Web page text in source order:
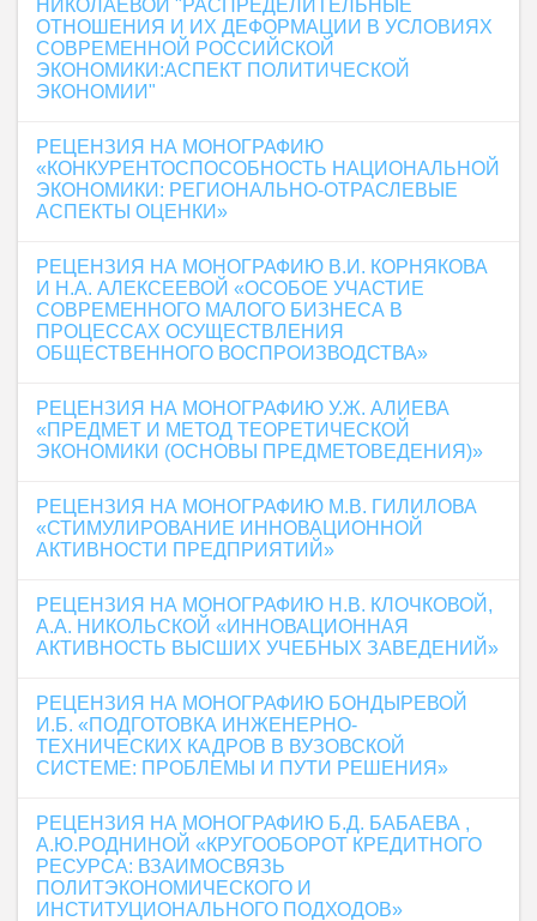
НИКОЛАЕВОЙ "РАСПРЕДЕЛИТЕЛЬНЫЕ
ОТНОШЕНИЯ И ИХ ДЕФОРМАЦИИ В УСЛОВИЯХ
СОВРЕМЕННОЙ РОССИЙСКОЙ
ЭКОНОМИКИ:АСПЕКТ ПОЛИТИЧЕСКОЙ
ЭКОНОМИИ"
РЕЦЕНЗИЯ НА МОНОГРАФИЮ
«КОНКУРЕНТОСПОСОБНОСТЬ НАЦИОНАЛЬНОЙ
ЭКОНОМИКИ: РЕГИОНАЛЬНО-ОТРАСЛЕВЫЕ
АСПЕКТЫ ОЦЕНКИ»
РЕЦЕНЗИЯ НА МОНОГРАФИЮ В.И. КОРНЯКОВА
И Н.А. АЛЕКСЕЕВОЙ «ОСОБОЕ УЧАСТИЕ
СОВРЕМЕННОГО МАЛОГО БИЗНЕСА В
ПРОЦЕССАХ ОСУЩЕСТВЛЕНИЯ
ОБЩЕСТВЕННОГО ВОСПРОИЗВОДСТВА»
РЕЦЕНЗИЯ НА МОНОГРАФИЮ У.Ж. АЛИЕВА
«ПРЕДМЕТ И МЕТОД ТЕОРЕТИЧЕСКОЙ
ЭКОНОМИКИ (ОСНОВЫ ПРЕДМЕТОВЕДЕНИЯ)»
РЕЦЕНЗИЯ НА МОНОГРАФИЮ М.В. ГИЛИЛОВА
«СТИМУЛИРОВАНИЕ ИННОВАЦИОННОЙ
АКТИВНОСТИ ПРЕДПРИЯТИЙ»
РЕЦЕНЗИЯ НА МОНОГРАФИЮ Н.В. КЛОЧКОВОЙ,
А.А. НИКОЛЬСКОЙ «ИННОВАЦИОННАЯ
АКТИВНОСТЬ ВЫСШИХ УЧЕБНЫХ ЗАВЕДЕНИЙ»
РЕЦЕНЗИЯ НА МОНОГРАФИЮ БОНДЫРЕВОЙ
И.Б. «ПОДГОТОВКА ИНЖЕНЕРНО-
ТЕХНИЧЕСКИХ КАДРОВ В ВУЗОВСКОЙ
СИСТЕМЕ: ПРОБЛЕМЫ И ПУТИ РЕШЕНИЯ»
РЕЦЕНЗИЯ НА МОНОГРАФИЮ Б.Д. БАБАЕВА ,
А.Ю.РОДНИНОЙ «КРУГООБОРОТ КРЕДИТНОГО
РЕСУРСА: ВЗАИМОСВЯЗЬ
ПОЛИТЭКОНОМИЧЕСКОГО И
ИНСТИТУЦИОНАЛЬНОГО ПОДХОДОВ»